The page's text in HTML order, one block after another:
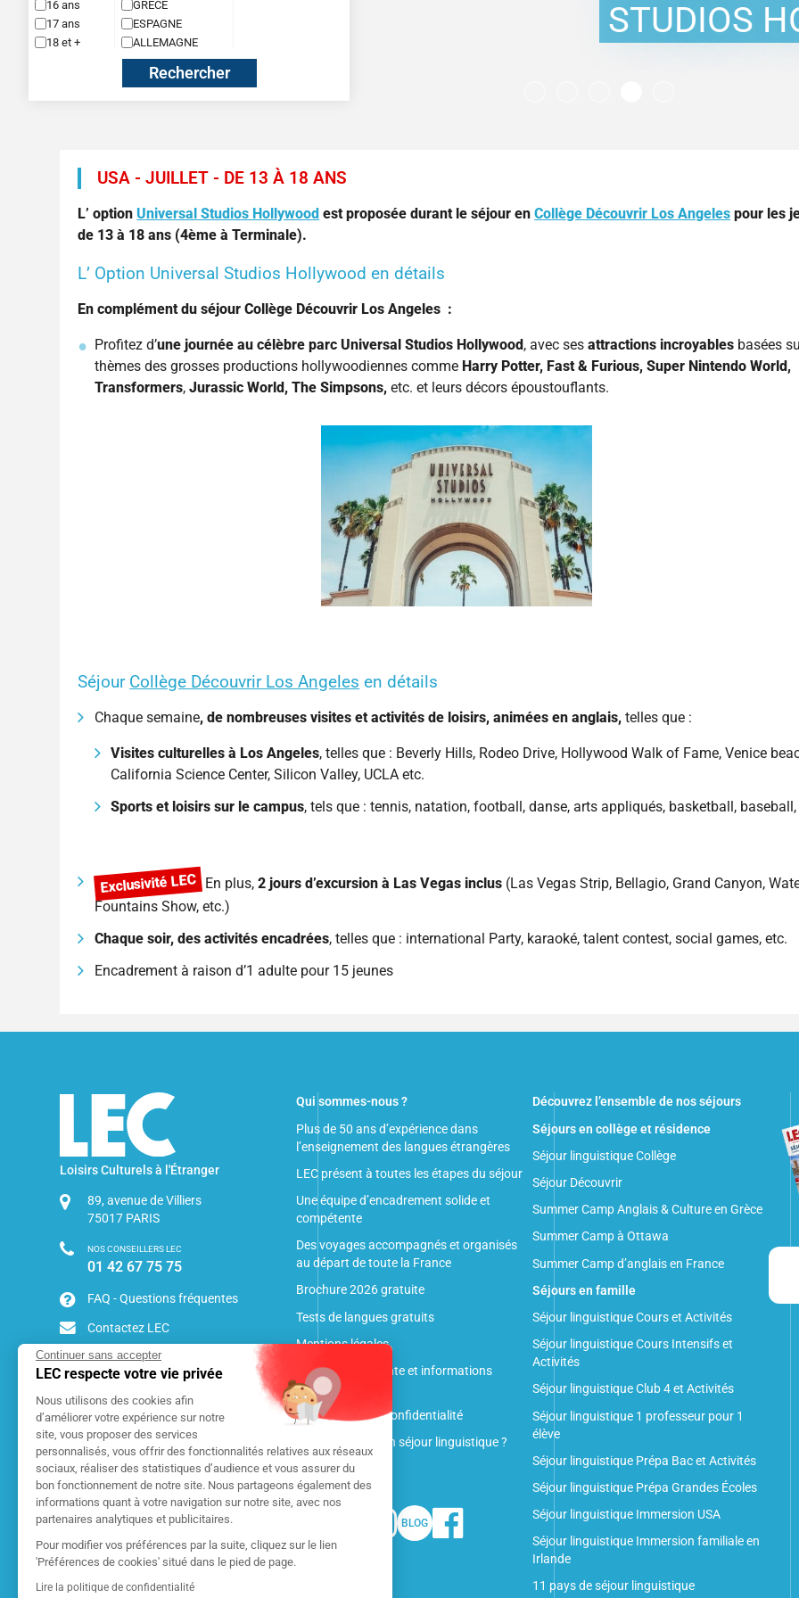
Summer Camp d’anglais en France – CE2 à CM2
Collège International
Intelligence Artificielle (IA)
Jeu d’échecs
Multi-activités
Rugby
Surf
Tennis
Video Games et Esport
Nos conseils pour un premier séjourSTUDIOS
16 ans
17 ans
18 et +
GRECE
ESPAGNE
ALLEMAGNE
Rechercher
USA - JUILLET - DE 13 À 18 ANS
L’ optionUniversal Studios Hollywood est proposée durant le séjour enCollège Découvrir Los Angeles pour les
de 13 à 18 ans (4ème à Terminale).
L’ Option Universal Studios Hollywood en détails
En complément du séjour Collège Découvrir Los Angeles :
Profitez d’une journée au célèbre parc Universal Studios Hollywood , avec ses attractions incroyablesbasées
thèmes des grosses productions hollywoodiennes commeHarry Potter, Fast & Furious, Super Nintendo World,
Transformers, Jurassic World, The Simpsons,etc. et leurs décors époustouflants.
Séjour Collège Découvrir Los Angeles en détails
Chaque semaine, de nombreuses visites et activités de loisirs, animées en anglais, telles que :
Visites culturelles à Los Angeles, telles que : Beverly Hills, Rodeo Drive, Hollywood Walk of Fame, Venice
California Science Center, Silicon Valley, UCLA etc.
Sports et loisirs sur le campus, tels que : tennis, natation, football, danse, arts appliqués, basketball, baseball,
Exclusivité LEC En plus, 2 jours d’excursion à Las Vegas inclus (Las Vegas Strip, Bellagio, Grand Canyon,
Fountains Show, etc.)
Chaque soir, des activités encadrées, telles que : international Party, karaoké, talent contest, social games, etc.
Encadrement à raison d’1 adulte pour 15 jeunes
Loisirs Culturels à l'Étranger
89, avenue de Villiers
75017 PARIS
NOS CONSEILLERS LEC
01 42 67 75 75
FAQ - Questions fréquentes
Contactez LEC
Professeurs,
étudiants
Qui sommes-nous ?
Plus de 50 ans d’expérience dans
l’enseignement des langues étrangères
LEC présent à toutes les étapes du séjour
Une équipe d’encadrement solide et
compétente
Des voyages accompagnés et organisés
au départ de toute la France
Brochure 2026 gratuite
Tests de langues gratuits
Mentions légales
Conditions de vente et informations
précontractuelles
Notre charte de confidentialité
Pourquoi partir en séjour linguistique ?
Le saviez-vous ?
BLOG
Découvrez l’ensemble de nos séjours
Séjours en collège et résidence
Séjour linguistique Collège
Séjour Découvrir
Summer Camp Anglais & Culture en Grèce
Summer Camp à Ottawa
Summer Camp d’anglais en France
Séjours en famille
Séjour linguistique Cours et Activités
Séjour linguistique Cours Intensifs et
Activités
Séjour linguistique Club 4 et Activités
Séjour linguistique 1 professeur pour 1
élève
Séjour linguistique Prépa Bac et Activités
Séjour linguistique Prépa Grandes Écoles
Séjour linguistique Immersion USA
Séjour linguistique Immersion familiale en
Irlande
11 pays de séjour linguistique
Continuer sans accepter
LEC respecte votre vie privée
Nous utilisons des cookies afin
d’améliorer votre expérience sur notre
site, vous proposer des services
personnalisés, vous offrir des fonctionnalités relatives aux réseaux
sociaux, réaliser des statistiques d’audience et vous assurer du
bon fonctionnement de notre site. Nous partageons également des
informations quant à votre navigation sur notre site, avec nos
partenaires analytiques et publicitaires.
Pour modifier vos préférences par la suite, cliquez sur le lien
'Préférences de cookies' situé dans le pied de page.
Lire la politique de confidentialité